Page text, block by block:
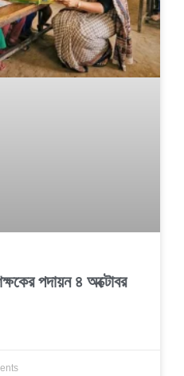
পদায়ন ৪ অক্টোবর